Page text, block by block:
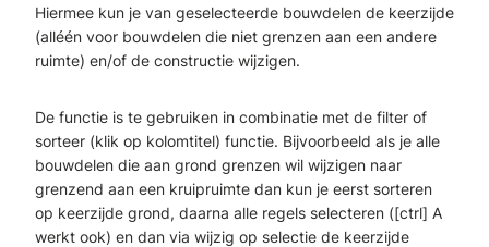
Hiermee kun je van geselecteerde bouwdelen de keerzijde
(alléén voor bouwdelen die niet grenzen aan een andere
ruimte) en/of de constructie wijzigen.
De functie is te gebruiken in combinatie met de filter of
sorteer (klik op kolomtitel) functie. Bijvoorbeeld als je alle
bouwdelen die aan grond grenzen wil wijzigen naar
grenzend aan een kruipruimte dan kun je eerst sorteren
op keerzijde grond, daarna alle regels selecteren ([ctrl] A
werkt ook) en dan via wijzig op selectie de keerzijde